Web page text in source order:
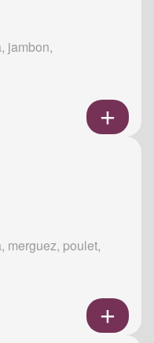
jambon,
merguez, poulet,